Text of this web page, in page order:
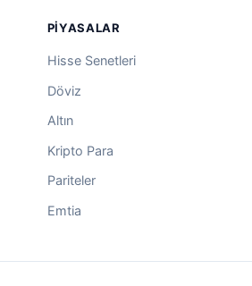
PIYASALAR
Hisse Senetleri
Döviz
Altın
Kripto Para
Pariteler
Emtia